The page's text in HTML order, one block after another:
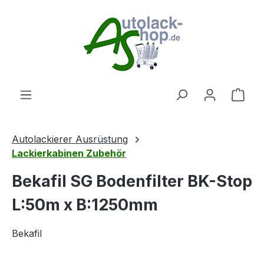
Autolackierer Ausrüstung
Lackierkabinen Zubehör
Bekafil SG Bodenfilter BK-Stop
L:50m x B:1250mm
Bekafil